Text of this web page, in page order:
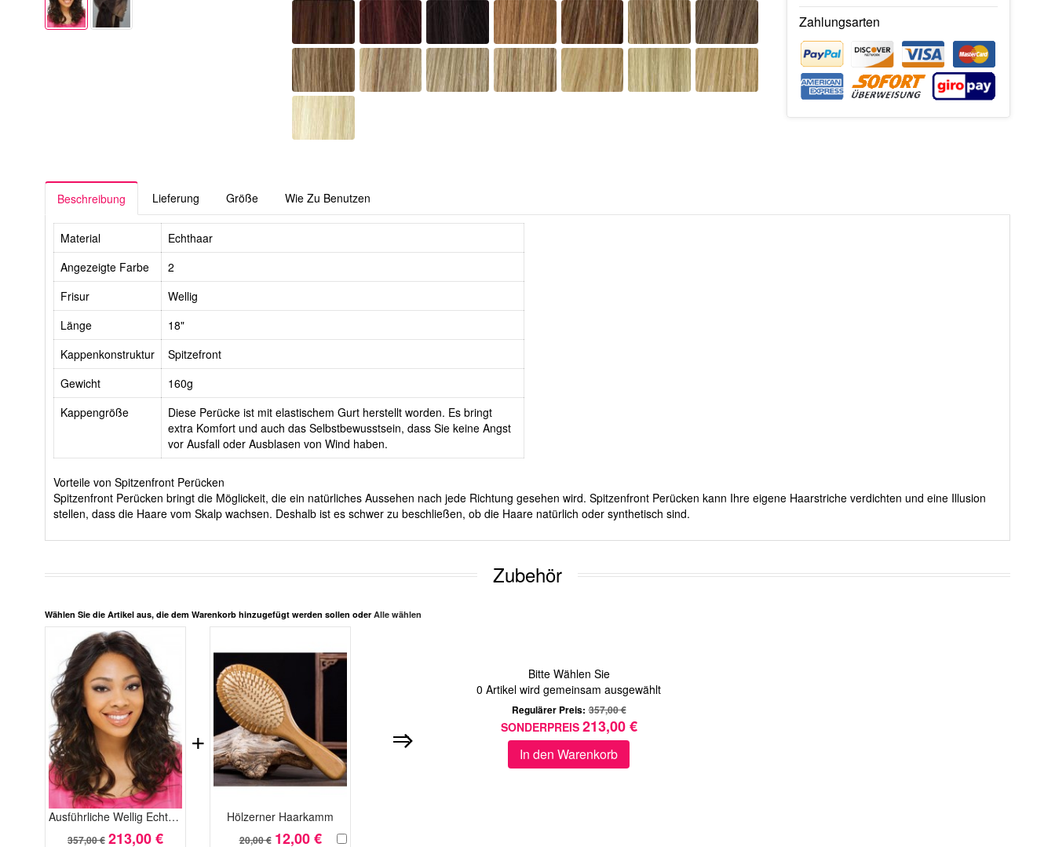
Zahlungsarten
Beschreibung Lieferung Größe Wie Zu Benutzen
Material
Echthaar
Angezeigte Farbe
2
Frisur
Wellig
Länge
18"
Kappenkonstruktur
Spitzefront
Gewicht
160g
Kappengröße
Diese Perücke ist mit elastischem Gurt herstellt worden. Es bringt
extra Komfort und auch das Selbstbewusstsein, dass Sie keine Angst
vor Ausfall oder Ausblasen von Wind haben.
Vorteile von Spitzenfront Perücken
Spitzenfront Perücken bringt die Möglickeit, die ein natürliches Aussehen nach jede Richtung gesehen wird. Spitzenfront Perücken kann Ihre eigene Haarstriche verdichten und eine Illusion
stellen, dass die Haare vom Skalp wachsen. Deshalb ist es schwer zu beschließen, ob die Haare natürlich oder synthetisch sind.
Zubehör
Wählen Sie die Artikel aus, die dem Warenkorb hinzugefügt werden sollen oder Alle wählen
Ausführliche Wellig Echthaar Luxus Spitzefront Perücke
357,00 € 213,00 €
Hölzerner Haarkamm
20,00 € 12,00 €
+
Bitte Wählen Sie
0 Artikel wird gemeinsam ausgewählt
Regulärer Preis: 357,00 €
SONDERPREIS 213,00 €
In den Warenkorb